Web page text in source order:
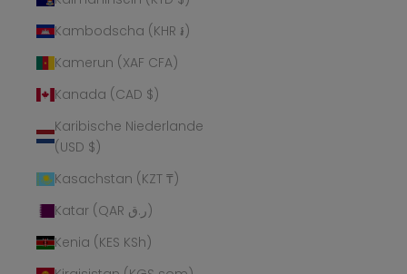
Kambodscha (KHR ៛)
Kamerun (XAF CFA)
Kanada (CAD $)
Karibische Niederlande
(USD $)
Kasachstan (KZT ₸)
Katar (QAR ر.ق)
Kenia (KES KSh)